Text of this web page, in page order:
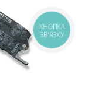
КНОПКА
ЗВ'ЯЗКУ